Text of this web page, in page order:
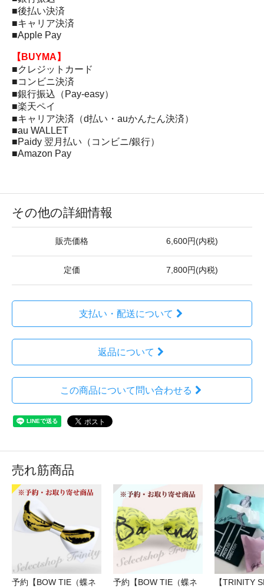
■後払い決済
■キャリア決済
■Apple Pay
【BUYMA】
■クレジットカード
■コンビニ決済
■銀行振込（Pay-easy）
■楽天ペイ
■キャリア決済（d払い・auかんたん決済）
■au WALLET
■Paidy 翌月払い（コンビニ/銀行）
■Amazon Pay
その他の詳細情報
販売価格 6,600円(内税)
定価 7,800円(内税)
支払い・配送について
返品について
この商品について問い合わせる
売れ筋商品
予約【BOW TIE（蝶ネ
予約【BOW TIE（蝶ネ
【TRINITY